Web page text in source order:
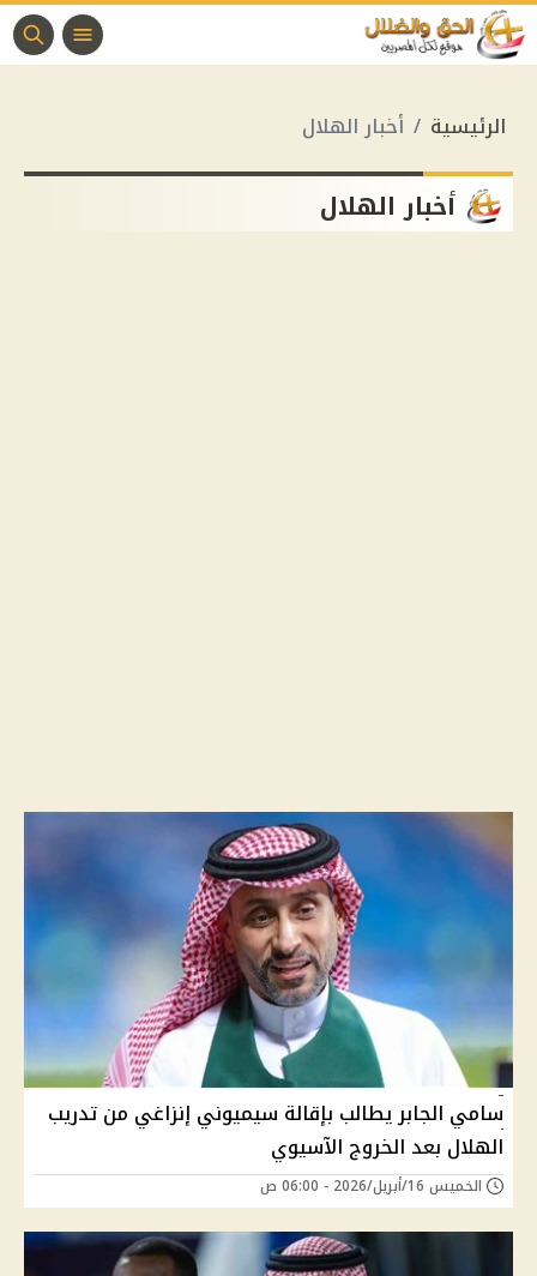
الرئيسية أخبار الهلال
أخبار الهلال
سامي الجابر يطالب بإقالة سيميوني إنزاغي من تدريب
الهلال بعد الخروج الآسيوي
الخميس 16/أبريل/2026 - 06:00 ص